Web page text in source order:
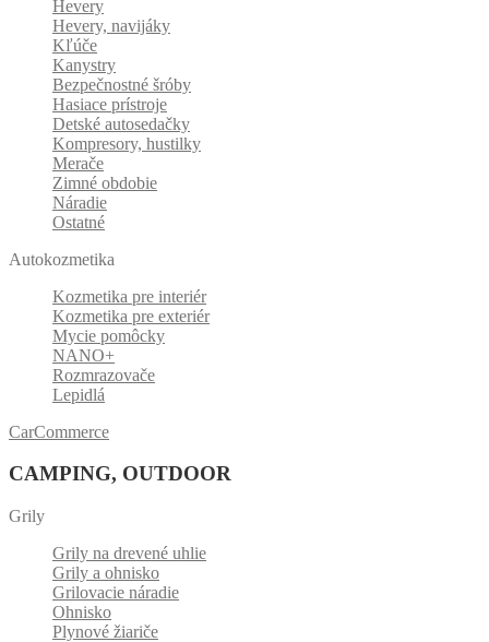
Hevery
Hevery, navijáky
Kľúče
Kanystry
Bezpečnostné šróby
Hasiace prístroje
Detské autosedačky
Kompresory, hustilky
Merače
Zimné obdobie
Náradie
Ostatné
Autokozmetika
Kozmetika pre interiér
Kozmetika pre exteriér
Mycie pomôcky
NANO+
Rozmrazovače
Lepidlá
CarCommerce
CAMPING, OUTDOOR
Grily
Grily na drevené uhlie
Grily a ohnisko
Grilovacie náradie
Ohnisko
Plynové žiariče